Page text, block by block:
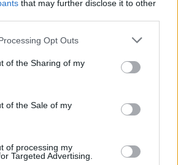
that may further disclose it to other
website/app uses one or more Google
or usage behaviour. You may click to
to Google and its third-party tags to
specified purposes in below Google
Opt Outs
of the Sharing of my
of the Sale of my
of processing my
Targeted Advertising.
majd harsányan eldurrantott
beszólásokkal arányos
egyértelmű: a két, a nézőből
kedves lúzer úgy vergődik az
áttekinthetetlen gépezetében,
bármely "egészséges"
sűrűjében."
2006 május/